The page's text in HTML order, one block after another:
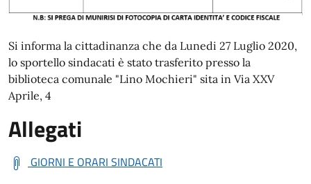
Si informa la cittadinanza che da Lunedi 27 Luglio 2020,
lo sportello sindacati è stato trasferito presso la
biblioteca comunale "Lino Mochieri" sita in Via XXV
Aprile, 4
Allegati
GIORNI E ORARI SINDACATI